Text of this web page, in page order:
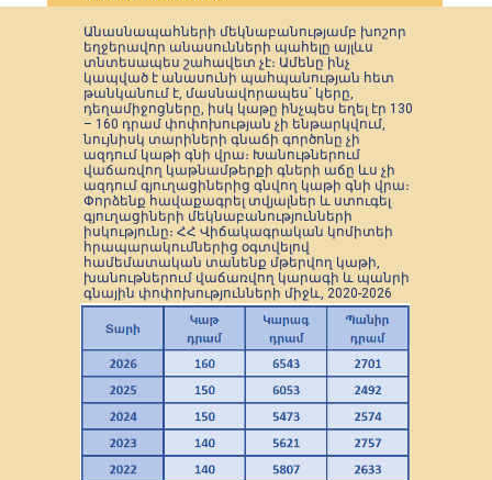
Անասնապահների մեկնաբանությամբ խոշոր
եղջերավոր անասունների պահելը այլևս
տնտեսապես շահավետ չէ։ Ամենը ինչ
կապված է անասունի պահպանության հետ
թանկանում է, մասնավորապես՝ կերը,
դեղամիջոցները, իսկ կաթը ինչպես եղել էր 130
– 160 դրամ փոփոխության չի ենթարկվում,
նույնիսկ տարիների գնաճի գործոնը չի
ազդում կաթի գնի վրա։ Խանութներում
վաճառվող կաթնամթերքի գների աճը ևս չի
ազդում գյուղացիներից գնվող կաթի գնի վրա։
Փորձենք հավաքագրել տվյալներ և ստուգել
գյուղացիների մեկնաբանությունների
իսկությունը։ ՀՀ Վիճակագրական կոմիտեի
հրապարակումներից օգտվելով
համեմատական տանենք մթերվող կաթի,
խանութներում վաճառվող կարագի և պանրի
գնային փոփոխությունների միջև, 2020-2026
թթ-ի ընթացքում։